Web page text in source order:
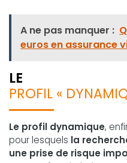
A ne pas manquer :
euros en assurance
LE
PROFIL «
Le profil dynamique,
pour lesquels la
une prise de risque